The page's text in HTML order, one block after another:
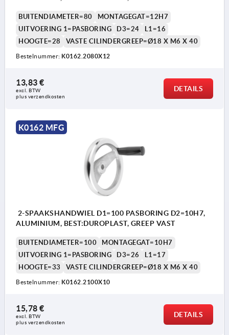
BUITENDIAMETER=80
MONTAGEGAT=12H7
UITVOERING 1=PASBORING
D3=24
L1=16
HOOGTE=28
VASTE CILINDERGREEP=Ø18 X M6 X 40
Bestelnummer: K0162.2080X12
13,83 €
excl. BTW
plus verzendkosten
DETAILS
K0162 MFG
2-SPAAKSHANDWIEL D1=100 PASBORING D2=10H7,
ALUMINIUM, BEST:DUROPLAST, GREEP VAST
BUITENDIAMETER=100
MONTAGEGAT=10H7
UITVOERING 1=PASBORING
D3=26
L1=17
HOOGTE=33
VASTE CILINDERGREEP=Ø18 X M6 X 40
Bestelnummer: K0162.2100X10
15,78 €
excl. BTW
plus verzendkosten
DETAILS